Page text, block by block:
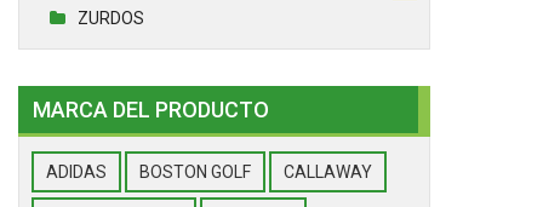
ZURDOS
MARCA DEL PRODUCTO
ADIDAS BOSTON GOLF CALLAWAY